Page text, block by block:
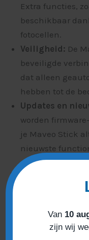
Extra functies,
beschikbaar
fotocellen.
Veiligheid: De
beveiligde
dat alleen
hebben tot de
Updates en
worden
je Maveo Stick
nieuwste
Specificaties:
Compatibiliteit:
vanaf 2016 en
Van 10
zijn wij